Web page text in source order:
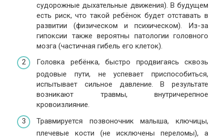
судорожные дыхательные движения). В будущем
есть риск, что такой ребёнок будет отставать в
развитии (физическом и психическом). Из-за
гипоксии также вероятны патологии головного
мозга (частичная гибель его клеток).
Головка ребёнка, быстро продвигаясь сквозь
родовые пути, не успевает приспособиться,
испытывает сильное давление. В результате
возникают травмы, внутричерепное
кровоизлияние.
Травмируется позвоночник малыша, ключицы,
плечевые кости (не исключены переломы), а